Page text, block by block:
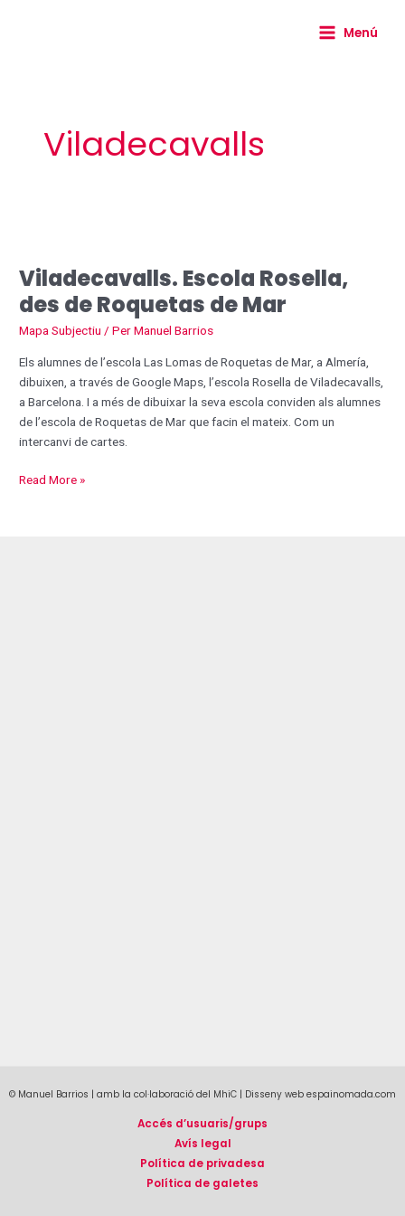
Menú
Viladecavalls
Viladecavalls. Escola Rosella,
des de Roquetas de Mar
Mapa Subjectiu / PerManuel Barrios
Els alumnes de l’escola Las Lomas de Roquetas de Mar, a Almería,
dibuixen, a través de Google Maps, l’escola Rosella de Viladecavalls,
a Barcelona. I a més de dibuixar la seva escola conviden als alumnes
de l’escola de Roquetas de Mar que facin el mateix. Com un
intercanvi de cartes.
Rosella,
des
de
Roquetas
de
Mar
Read More »
© Manuel Barrios | amb la col·laboració del MhiC | Disseny web espainomada.com
Accés d’usuaris/grups
Avís legal
Política de privadesa
Política de galetes